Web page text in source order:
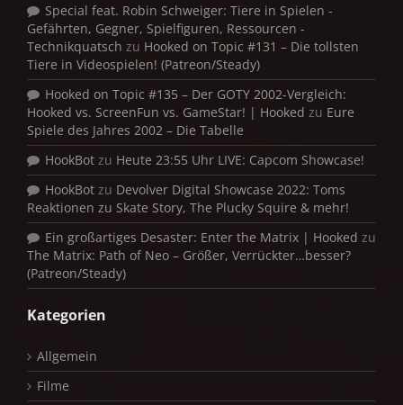
Special feat. Robin Schweiger: Tiere in Spielen -
Gefährten, Gegner, Spielfiguren, Ressourcen -
Technikquatsch zu Hooked on Topic #131 – Die tollsten
Tiere in Videospielen! (Patreon/Steady)
Hooked on Topic #135 – Der GOTY 2002-Vergleich:
Hooked vs. ScreenFun vs. GameStar! | Hooked zu Eure
Spiele des Jahres 2002 – Die Tabelle
HookBot zu Heute 23:55 Uhr LIVE: Capcom Showcase!
HookBot zu Devolver Digital Showcase 2022: Toms
Reaktionen zu Skate Story, The Plucky Squire & mehr!
Ein großartiges Desaster: Enter the Matrix | Hooked zu
The Matrix: Path of Neo – Größer, Verrückter…besser?
(Patreon/Steady)
Kategorien
Allgemein
Filme